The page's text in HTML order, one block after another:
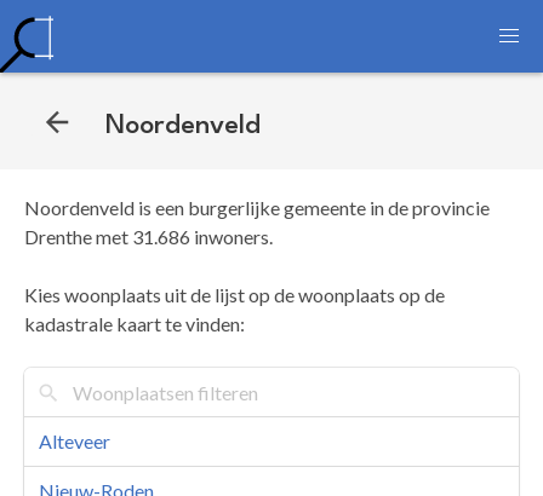
Noordenveld
Noordenveld is een burgerlijke gemeente in de provincie
Drenthe met 31.686 inwoners.
Kies woonplaats uit de lijst op de woonplaats op de
kadastrale kaart te vinden:
Alteveer
Nieuw-Roden